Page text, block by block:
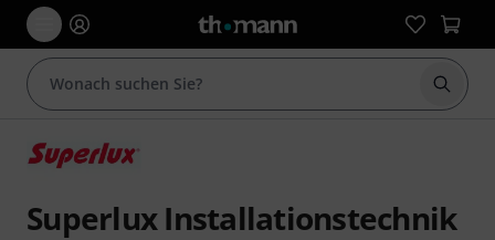
Suche
Superlux Installationstechnik